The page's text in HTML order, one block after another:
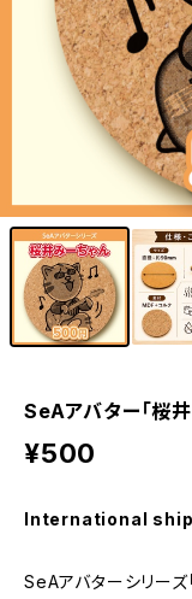
SeAアバター「桜井
¥500
International
SeAアバターシリーズ